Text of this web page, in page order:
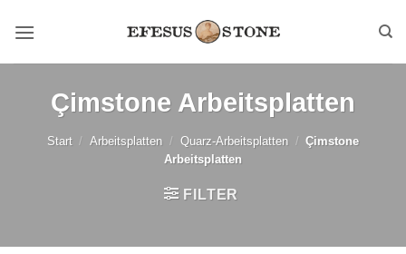
Inhalt
Çimstone Arbeitsplatten
Start / Arbeitsplatten / Quarz-Arbeitsplatten / Çimstone
Arbeitsplatten
FILTER